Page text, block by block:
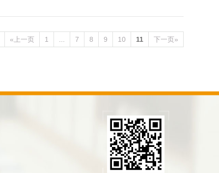
«上一页 1 7 8 9 10 11 下一页»